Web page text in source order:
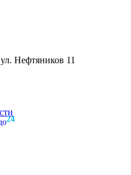
Нефтяников 11
24